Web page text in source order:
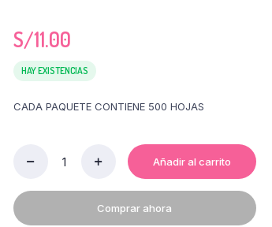
S/11.00
HAY EXISTENCIAS
CADA PAQUETE CONTIENE 500 HOJAS
75
GR
Añadir al carrito
Comprar ahora